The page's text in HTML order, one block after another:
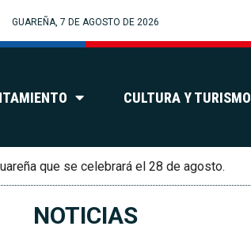
GUAREÑA, 7 DE AGOSTO DE 2026
CULTURA Y TURISMO
que se celebrará el 28 de agosto.
NOTICIAS